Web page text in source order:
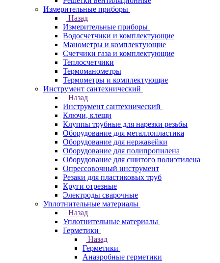
Измерительные приборы
Назад
Измерительные приборы
Водосчетчики и комплектующие
Манометры и комплектующие
Счетчики газа и комплектующие
Теплосчетчики
Термоманометры
Термометры и комплектующие
Инструмент сантехнический
Назад
Инструмент сантехнический
Ключи, клещи
Клуппы трубные для нарезки резьбы
Оборудование для металлопластика
Оборудование для нержавейки
Оборудование для полипропилена
Оборудование для сшитого полиэтилена
Опрессовочный инструмент
Резаки для пластиковых труб
Круги отрезные
Электроды сварочные
Уплотнительные материалы
Назад
Уплотнительные материалы
Герметики
Назад
Герметики
Анаэробные герметики